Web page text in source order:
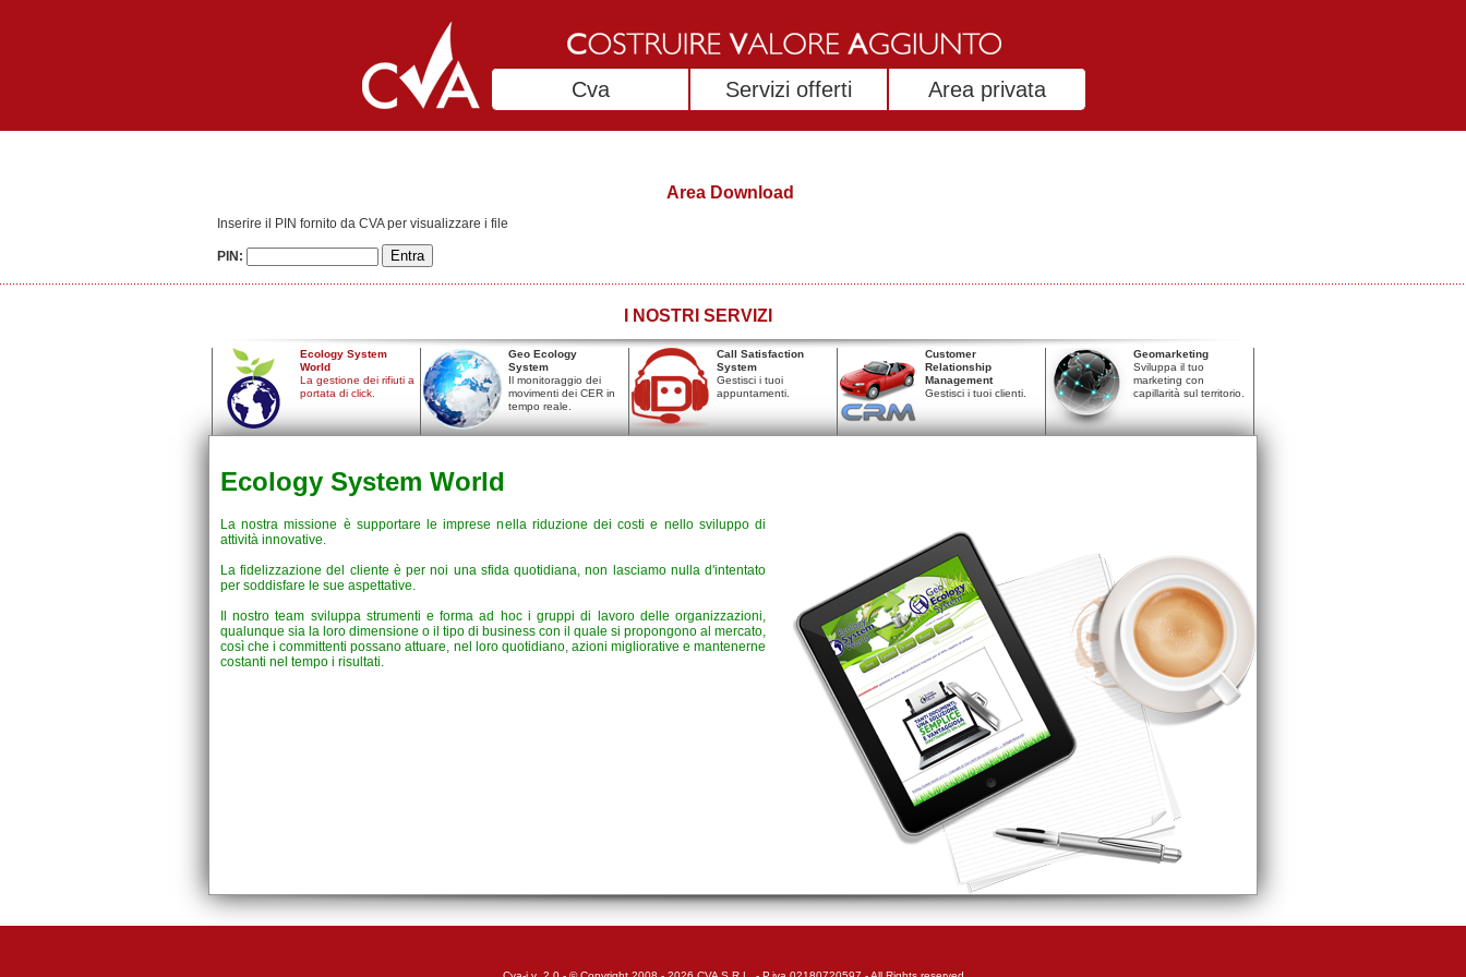
Cva Servizi offerti Area privata
Area Download
Inserire il PIN fornito da CVA per visualizzare i file
PIN:
I NOSTRI SERVIZI
Ecology System
World
La gestione dei rifiuti a
portata di click.
Geo Ecology
System
Il monitoraggio dei
movimenti dei CER in
tempo reale.
Call Satisfaction
System
Gestisci i tuoi
appuntamenti.
Customer
Relationship
Management
Gestisci i tuoi clienti.
Geomarketing
Sviluppa il tuo
marketing con
capillarità sul territorio.
Ecology System World
La nostra missione è supportare le imprese nella riduzione dei costi e nello sviluppo di
attività innovative.
La fidelizzazione del cliente è per noi una sfida quotidiana, non lasciamo nulla d'intentato
per soddisfare le sue aspettative.
Il nostro team sviluppa strumenti e forma ad hoc i gruppi di lavoro delle organizzazioni,
qualunque sia la loro dimensione o il tipo di business con il quale si propongono al mercato,
così che i committenti possano attuare, nel loro quotidiano, azioni migliorative e mantenerne
costanti nel tempo i risultati.